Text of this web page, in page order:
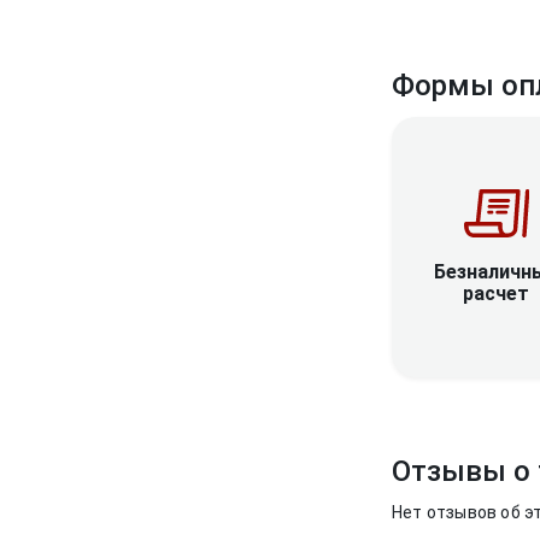
Формы
расчет
Отзывы о
Нет отзывов об